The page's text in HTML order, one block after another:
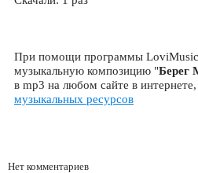
При помощи программы LoviMusic
музыкальную композицию "Берег
в mp3 на любом сайте в
музыкальных ресурсов
Нет комментариев